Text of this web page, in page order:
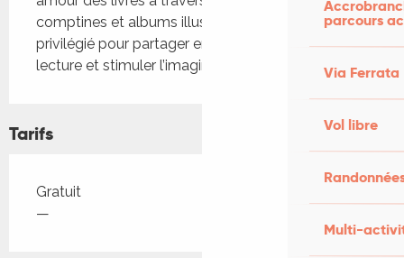
parcours
Via Ferrata
Vol libre
Multi-
comptines et albums illustrés. Un moment
privilégié pour partager en famille le plaisir de la
lecture et stimuler l’imaginaire des jeunes enfants.
Tarifs
Tarifs 2026
Gratuit
—